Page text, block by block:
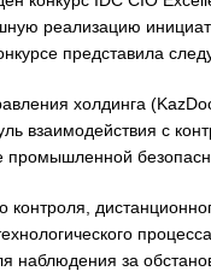
реализацию
представила
холдинга
взаимодействия с
наблюдения за